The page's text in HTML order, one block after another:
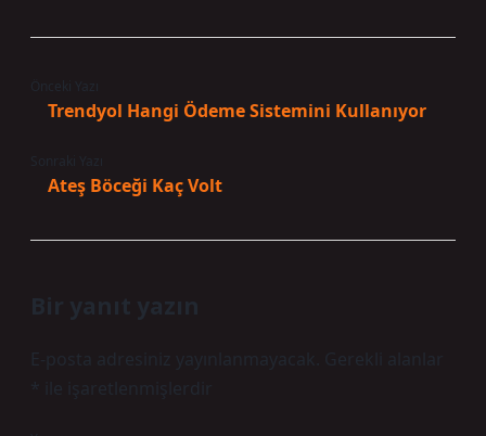
Trendyol Hangi Ödeme Sistemini Kullanıyor
Ateş Böceği Kaç Volt
Bir yanıt yazın
E-posta adresiniz yayınlanmayacak.
Gerekli alanlar
ile işaretlenmişlerdir